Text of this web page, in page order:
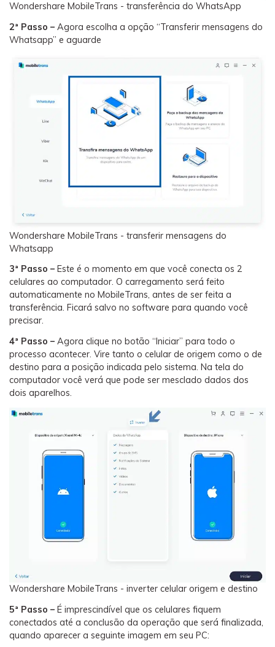
Wondershare MobileTrans - transferência do WhatsApp
2ª Passo – Agora escolha a opção “Transferir mensagens do
Whatsapp” e aguarde
Wondershare MobileTrans - transferir mensagens do
Whatsapp
3ª Passo – Este é o momento em que você conecta os 2
celulares ao computador. O carregamento será feito
automaticamente no MobileTrans, antes de ser feita a
transferência. Ficará salvo no software para quando você
precisar.
4ª Passo – Agora clique no botão “Iniciar” para todo o
processo acontecer. Vire tanto o celular de origem como o de
destino para a posição indicada pelo sistema. Na tela do
computador você verá que pode ser mesclado dados dos
dois aparelhos.
Wondershare MobileTrans - inverter celular origem e destino
5ª Passo – É imprescindível que os celulares fiquem
conectados até a conclusão da operação que será finalizada,
quando aparecer a seguinte imagem em seu PC: